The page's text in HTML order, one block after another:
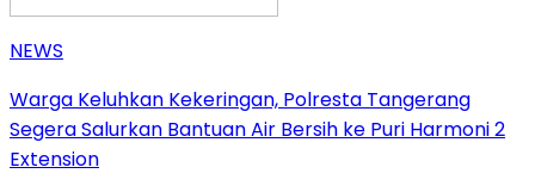
NEWS
Warga Keluhkan Kekeringan, Polresta Tangerang
Segera Salurkan Bantuan Air Bersih ke Puri Harmoni 2
Extension